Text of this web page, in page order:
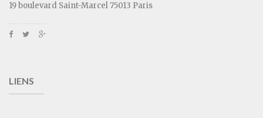
19 boulevard Saint-Marcel 75013 Paris
LIENS